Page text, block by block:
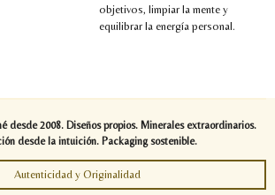
objetivos, limpiar la mente y
equilibrar la energía personal.
desde 2008. Diseños propios. Minerales extraordinarios.
desde la intuición. Packaging sostenible.
Autenticidad y Originalidad